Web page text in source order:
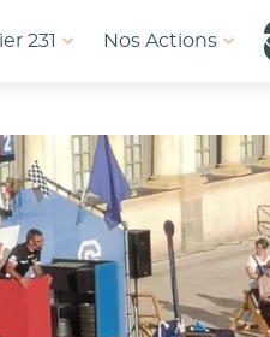
231 Nos Actions